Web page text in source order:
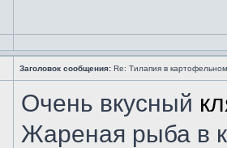
Заголовок сообщения: Re: Тилапия в
Очень вкусный
Жареная рыба в